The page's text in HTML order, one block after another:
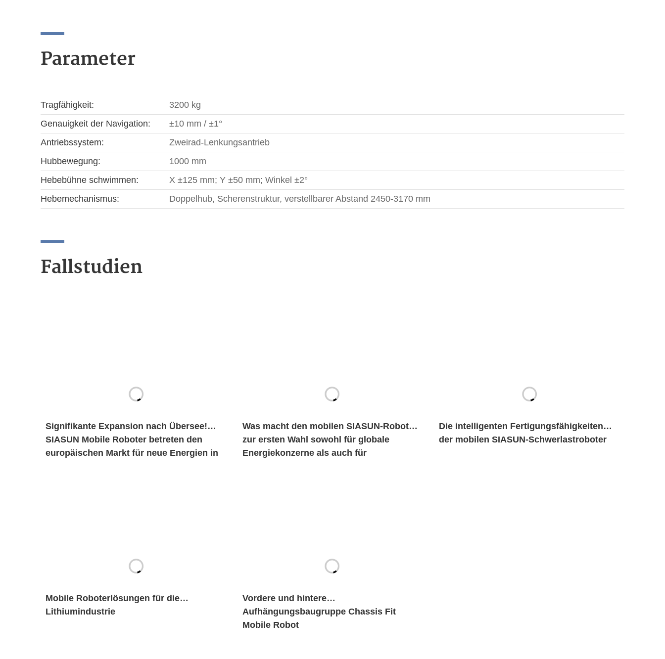
Parameter
Tragfähigkeit:
3200 kg
Genauigkeit der Navigation:
±10 mm / ±1°
Antriebssystem:
Zweirad-Lenkungsantrieb
Hubbewegung:
1000 mm
Hebebühne schwimmen:
X ±125 mm; Y ±50 mm; Winkel ±2°
Hebemechanismus:
Doppelhub, Scherenstruktur, verstellbarer Abstand 2450-3170 mm
Fallstudien
Signifikante Expansion nach Übersee!
SIASUN Mobile Roboter betreten den
europäischen Markt für neue Energien in
Was macht den mobilen SIASUN-Roboter
zur ersten Wahl sowohl für globale
Energiekonzerne als auch für
Die intelligenten Fertigungsfähigkeiten
der mobilen SIASUN-Schwerlastroboter
Mobile Roboterlösungen für die
Lithiumindustrie
Vordere und hintere
Aufhängungsbaugruppe Chassis Fit
Mobile Robot